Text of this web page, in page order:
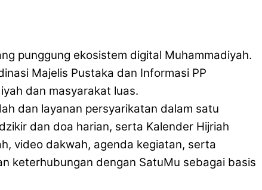
punggung ekosistem digital Muhammadiyah.
Majelis Pustaka dan Informasi PP
dan masyarakat luas.
dan layanan persyarikatan dalam satu
dan doa harian, serta Kalender Hijriah
video dakwah, agenda kegiatan, serta
keterhubungan dengan SatuMu sebagai basis